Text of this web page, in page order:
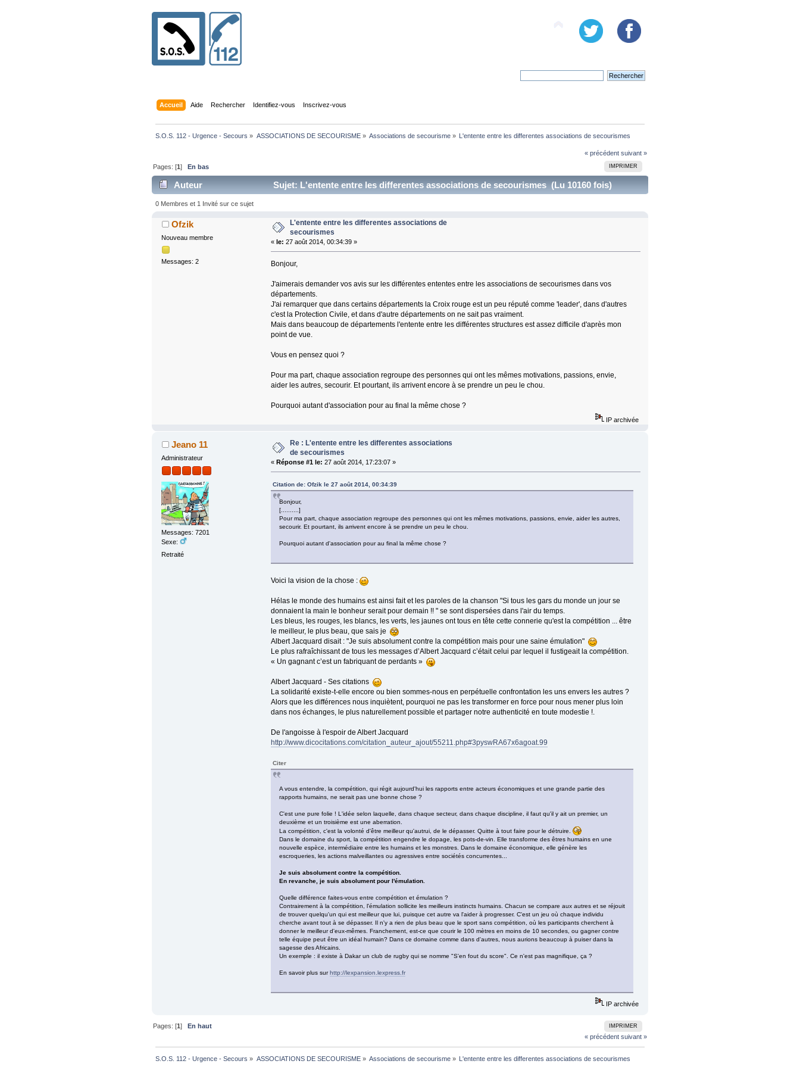
Accueil Aide Rechercher Identifiez-vous Inscrivez-vous
S.O.S. 112 - Urgence - Secours » ASSOCIATIONS DE SECOURISME» Associations de secourisme » L'entente entre les differentes associations de secourismes
« précédent suivant »
IMPRIMER
Pages: [1]En bas
Auteur Sujet: L'entente entre les differentes associations de secourismes (Lu 10160 fois)
0 Membres et 1 Invité sur ce sujet
Ofzik
Nouveau membre
Messages: 2
L'entente entre les differentes associations de
secourismes
« le: 27 août 2014, 00:34:39 »
Bonjour,
J'aimerais demander vos avis sur les différentes ententes entre les associations de secourismes dans vos
départements.
J'ai remarquer que dans certains départements la Croix rouge est un peu réputé comme 'leader', dans d'autres
c'est la Protection Civile, et dans d'autre départements on ne sait pas vraiment.
Mais dans beaucoup de départements l'entente entre les différentes structures est assez difficile d'après mon
point de vue.
Vous en pensez quoi ?
Pour ma part, chaque association regroupe des personnes qui ont les mêmes motivations, passions, envie,
aider les autres, secourir. Et pourtant, ils arrivent encore à se prendre un peu le chou.
Pourquoi autant d'association pour au final la même chose ?
IP archivée
Jeano 11
Administrateur
Messages: 7201
Sexe:
Retraité
Re : L'entente entre les differentes associations
de secourismes
« Réponse #1 le: 27 août 2014, 17:23:07 »
Citation de: Ofzik le 27 août 2014, 00:34:39
Bonjour,
[..........]
Pour ma part, chaque association regroupe des personnes qui ont les mêmes motivations, passions, envie, aider les autres,
secourir. Et pourtant, ils arrivent encore à se prendre un peu le chou.
Pourquoi autant d'association pour au final la même chose ?
Voici la vision de la chose :
Hélas le monde des humains est ainsi fait et les paroles de la chanson "Si tous les gars du monde un jour se
donnaient la main le bonheur serait pour demain !! " se sont dispersées dans l'air du temps.
Les bleus, les rouges, les blancs, les verts, les jaunes ont tous en tête cette connerie qu'est la compétition ... être
le meilleur, le plus beau, que sais je
Albert Jacquard disait : "Je suis absolument contre la compétition mais pour une saine émulation"
Le plus rafraîchissant de tous les messages d’Albert Jacquard c’était celui par lequel il fustigeait la compétition.
« Un gagnant c’est un fabriquant de perdants »
Albert Jacquard - Ses citations
La solidarité existe-t-elle encore ou bien sommes-nous en perpétuelle confrontation les uns envers les autres ?
Alors que les différences nous inquiètent, pourquoi ne pas les transformer en force pour nous mener plus loin
dans nos échanges, le plus naturellement possible et partager notre authenticité en toute modestie !.
De l'angoisse à l'espoir de Albert Jacquard
http://www.dicocitations.com/citation_auteur_ajout/55211.php#3pyswRA67x6agoat.99
Citer
A vous entendre, la compétition, qui régit aujourd'hui les rapports entre acteurs économiques et une grande partie des
rapports humains, ne serait pas une bonne chose ?
C'est une pure folie ! L'idée selon laquelle, dans chaque secteur, dans chaque discipline, il faut qu'il y ait un premier, un
deuxième et un troisième est une aberration.
La compétition, c'est la volonté d'être meilleur qu'autrui, de le dépasser. Quitte à tout faire pour le détruire.
Dans le domaine du sport, la compétition engendre le dopage, les pots-de-vin. Elle transforme des êtres humains en une
nouvelle espèce, intermédiaire entre les humains et les monstres. Dans le domaine économique, elle génère les
escroqueries, les actions malveillantes ou agressives entre sociétés concurrentes...
Je suis absolument contre la compétition.
En revanche, je suis absolument pour l'émulation.
Quelle différence faites-vous entre compétition et émulation ?
Contrairement à la compétition, l'émulation sollicite les meilleurs instincts humains. Chacun se compare aux autres et se réjouit
de trouver quelqu'un qui est meilleur que lui, puisque cet autre va l'aider à progresser. C'est un jeu où chaque individu
cherche avant tout à se dépasser. Il n'y a rien de plus beau que le sport sans compétition, où les participants cherchent à
donner le meilleur d'eux-mêmes. Franchement, est-ce que courir le 100 mètres en moins de 10 secondes, ou gagner contre
telle équipe peut être un idéal humain? Dans ce domaine comme dans d'autres, nous aurions beaucoup à puiser dans la
sagesse des Africains.
Un exemple : il existe à Dakar un club de rugby qui se nomme "S'en fout du score". Ce n'est pas magnifique, ça ?
En savoir plus surhttp://lexpansion.lexpress.fr
IP archivée
IMPRIMER
Pages: [1]
En haut
« précédent suivant »
S.O.S. 112 - Urgence - Secours » ASSOCIATIONS DE SECOURISME» Associations de secourisme » L'entente entre les differentes associations de secourismes